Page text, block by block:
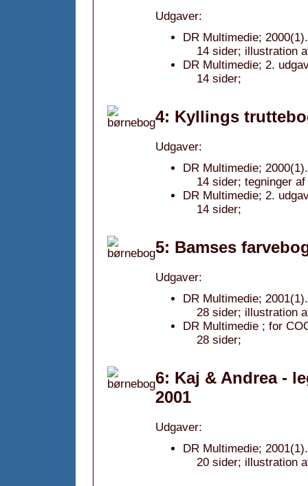
Udgaver:
DR Multimedie; 2000(1).
14 sider; illustration
DR Multimedie; 2.
14 sider;
4: Kyllings
Udgaver:
DR Multimedie; 2000(1).
14 sider; tegninger
DR Multimedie; 2.
14 sider;
5: Bamses
Udgaver:
DR Multimedie; 2001(1).
28 sider; illustration
DR Multimedie ; for
28 sider;
6: Kaj & Andrea -
2001
Udgaver:
DR Multimedie; 2001(1).
20 sider; illustration